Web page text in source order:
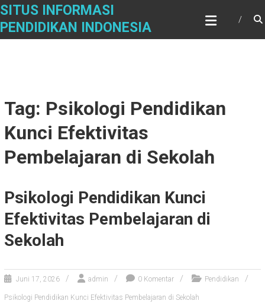
Skip
content
SITUS INFORMASI
PENDIDIKAN INDONESIA
Tag: Psikologi Pendidikan
Kunci Efektivitas
Pembelajaran di Sekolah
Psikologi Pendidikan Kunci
Efektivitas Pembelajaran di
Sekolah
Juni 17, 2026 admin 0 Komentar Pendidikan
Psikologi Pendidikan Kunci Efektivitas Pembelajaran di Sekolah